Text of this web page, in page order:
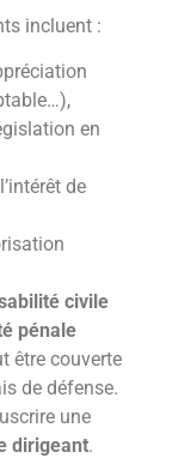
incluent :
en
de
civile
pénale
être couverte
de défense.
une
dirigeant.